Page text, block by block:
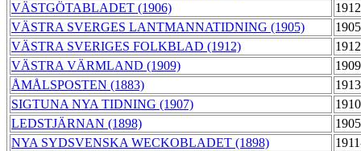
VÄSTGÖTABLADET (1906)
VÄSTRA SVERGES LANTMANNATIDNING (1905)
VÄSTRA SVERIGES FOLKBLAD (1912)
VÄSTRA VÄRMLAND (1909)
ÅMÅLSPOSTEN (1883)
SIGTUNA NYA TIDNING (1907)
LEDSTJÄRNAN (1898)
NYA SYDSVENSKA WECKOBLADET (1898)